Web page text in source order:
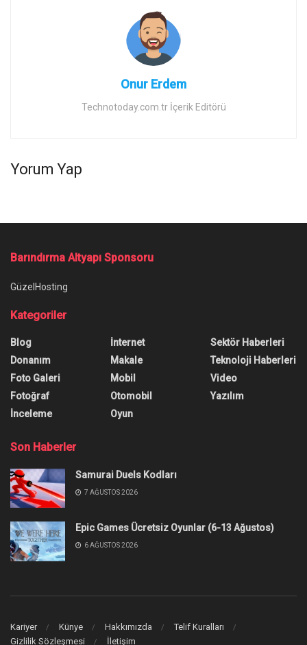
Onur Erdem
Technotoday.com.tr İçerik Editörü
Yorum Yap
Testi
Samsung Galaxy S23 ile
OnePlus 11 Telefonlarının Şarj
Hızı Testi
Ünlü Youtube kanalı Phandroid, yeni amiral gemisi
telefonlarının şarj hızlarını test etti. İşte ortaya
çıkan sonuç.
Yazar: